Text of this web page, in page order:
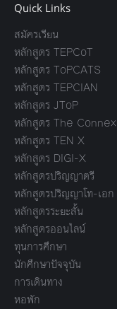
Quick Links
สมัครเรียน
หลักสูตร TEPCoT
หลักสูตร ToPCATS
หลักสูตร TEPCIAN
หลักสูตร JToP
หลักสูตร The
หลักสูตร TEN X
หลักสูตร DIGI-X
หลักสูตรปริญญาตรี
หลักสูตรปริญญาโท-เอก
หลักสูตรระยะสั้น
หลักสูตรออนไลน์
ทุนการศึกษา
นักศึกษาปัจจุบัน
การเดินทาง
หอพัก